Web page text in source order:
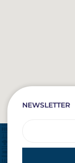
NEWSLETTER